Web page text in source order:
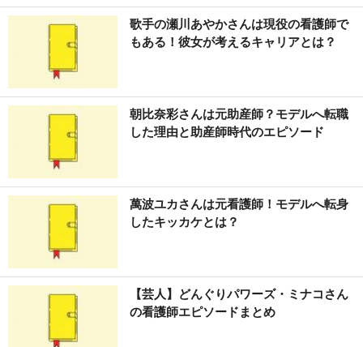
歌手の瀬川あやかさんは現役の看護師で
もある！彼女が考えるキャリアとは？
朝比奈彩さんは元助産師？モデルへ転職
した理由と助産師時代のエピソード
萬波ユカさんは元看護師！モデルへ転身
したキッカケとは？
【芸人】どんぐりパワーズ・ミナコさん
の看護師エピソードまとめ